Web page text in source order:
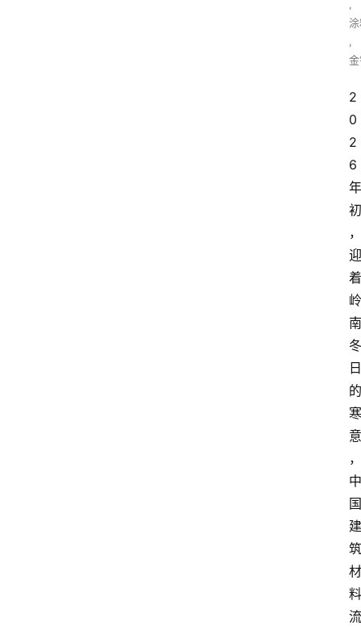
,
,
2
0
2
6
年
初
，
迎
着
岭
南
冬
日
的
寒
意
，
中
国
建
筑
材
料
流